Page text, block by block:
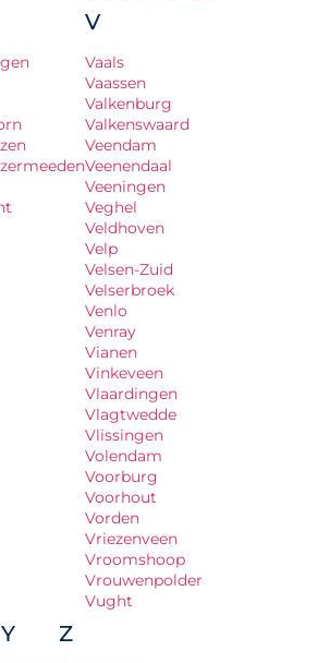
V
Vaals
Vaassen
Valkenburg
Valkenswaard
Veendam
Veenendaal
Veeningen
Veghel
Veldhoven
Velp
Velsen-Zuid
Velserbroek
Venlo
Venray
Vianen
Vinkeveen
Vlaardingen
Vlagtwedde
Vlissingen
Volendam
Voorburg
Voorhout
Vorden
Vriezenveen
Vroomshoop
Vrouwenpolder
Vught
Y Z